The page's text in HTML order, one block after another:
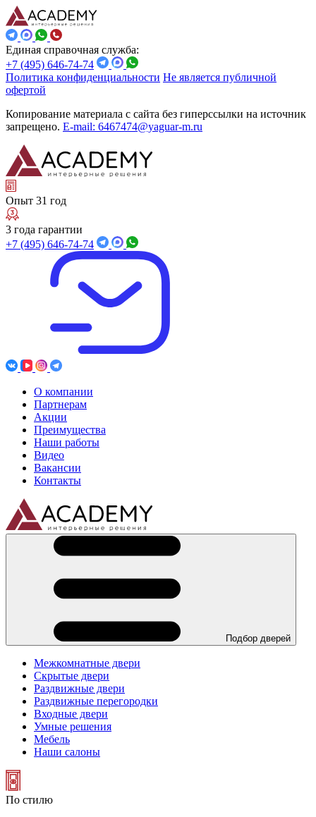
Единая справочная служба:
+7 (495) 646-74-74
Политика конфиденциальности Не является публичной
офертой
Копирование материала с сайта без гиперссылки на источник
запрещено. E-mail: 6467474@yaguar-m.ru
Опыт 31 год
3 года гарантии
+7 (495) 646-74-74
О компании
Партнерам
Акции
Преимущества
Наши работы
Видео
Вакансии
Контакты
Подбор дверей
Межкомнатные двери
Скрытые двери
Раздвижные двери
Раздвижные перегородки
Входные двери
Умные решения
Мебель
Наши салоны
По стилю